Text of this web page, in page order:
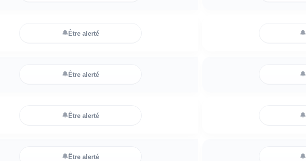
🔔Être alerté 🔔
🔔Être alerté 🔔
🔔Être alerté 🔔
🔔Être alerté 🔔